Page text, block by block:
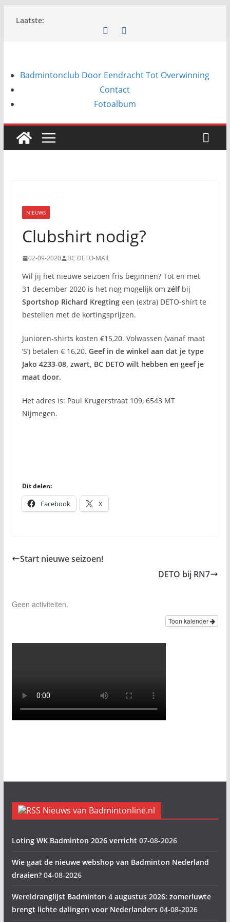
naar
Laatste:
Badmintonclub Door Eendracht Tot Overwinning
Contact
Fotoalbum
NIEUWS
Clubshirt nodig?
02-09-2020 BC DETO-MAIL
Wil jij het nieuwe seizoen fris beginnen? Tot en met
31 december 2020 is het nog mogelijk om zélfbij
Sportshop Richard Kregtingeen (extra) DETO-shirt te
bestellen met de kortingsprijzen.
Junioren-shirts kosten €15,20. Volwassen (vanaf maat
‘S’) betalen € 16,20. Geef in de winkel aan dat je type
Jako 4233-08, zwart, BC DETO wilt hebben en geef je
maat door.
Het adres is: Paul Krugerstraat 109, 6543 MT
Nijmegen.
Dit delen:
Facebook X
Start nieuwe seizoen!
DETO bij RN7
Geen activiteiten.
Toon kalender
Nieuws van Badmintonline.nl
Loting WK Badminton 2026 verricht 07-08-2026
Wie gaat de nieuwe webshop van Badminton Nederland
draaien? 04-08-2026
Wereldranglijst Badminton 4 augustus 2026: zomerluwte
brengt lichte dalingen voor Nederlanders 04-08-2026